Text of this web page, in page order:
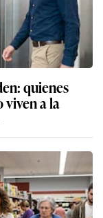
quienes
viven a la